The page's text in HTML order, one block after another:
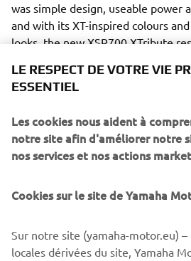
was simple design, useable power
and with its XT-inspired colours
looks, the new XSR700 XTribute
character and pays homage to this
This special combination of
modern technology perfectly
specification the XSR700 XTribute
same time benefitting from the
and an outstanding riding
LE RESPECT DE VOTRE VIE
ESSENTIEL
Les cookies nous aident à
notre site afin d'améliorer notre
nos services et nos actions
Cookies sur le site de Yamaha
Sur notre site (yamaha-motor.eu)
locales dérivées du site, Yamaha